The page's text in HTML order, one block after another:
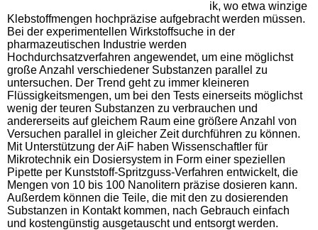
ik, wo etwa winzige
Klebstoffmengen hochpräzise aufgebracht werden müssen.
Bei der experimentellen Wirkstoffsuche in der
pharmazeutischen Industrie werden
Hochdurchsatzverfahren angewendet, um eine möglichst
große Anzahl verschiedener Substanzen parallel zu
untersuchen. Der Trend geht zu immer kleineren
Flüssigkeitsmengen, um bei den Tests einerseits möglichst
wenig der teuren Substanzen zu verbrauchen und
andererseits auf gleichem Raum eine größere Anzahl von
Versuchen parallel in gleicher Zeit durchführen zu können.
Mit Unterstützung der AiF haben Wissenschaftler für
Mikrotechnik ein Dosiersystem in Form einer speziellen
Pipette per Kunststoff-Spritzguss-Verfahren entwickelt, die
Mengen von 10 bis 100 Nanolitern präzise dosieren kann.
Außerdem können die Teile, die mit den zu dosierenden
Substanzen in Kontakt kommen, nach Gebrauch einfach
und kostengünstig ausgetauscht und entsorgt werden.